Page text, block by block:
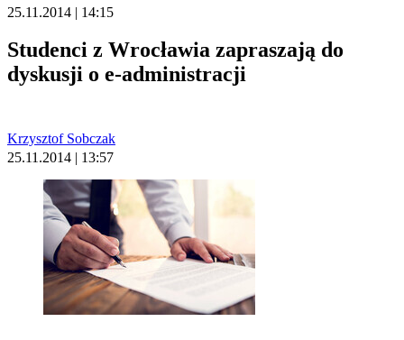
25.11.2014 | 14:15
Studenci z Wrocławia zapraszają do
dyskusji o e-administracji
Krzysztof Sobczak
25.11.2014 | 13:57